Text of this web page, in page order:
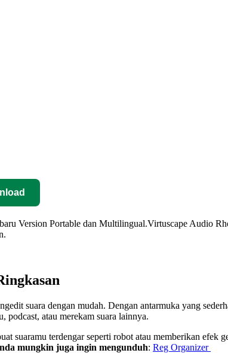
Version Portable dan Multilingual.Virtuscape Audio
suara dengan mudah. Dengan antarmuka yang
podcast, atau merekam suara lainnya.
suaramu terdengar seperti robot atau memberikan efek
mungkin juga ingin mengunduh: Reg Organizer